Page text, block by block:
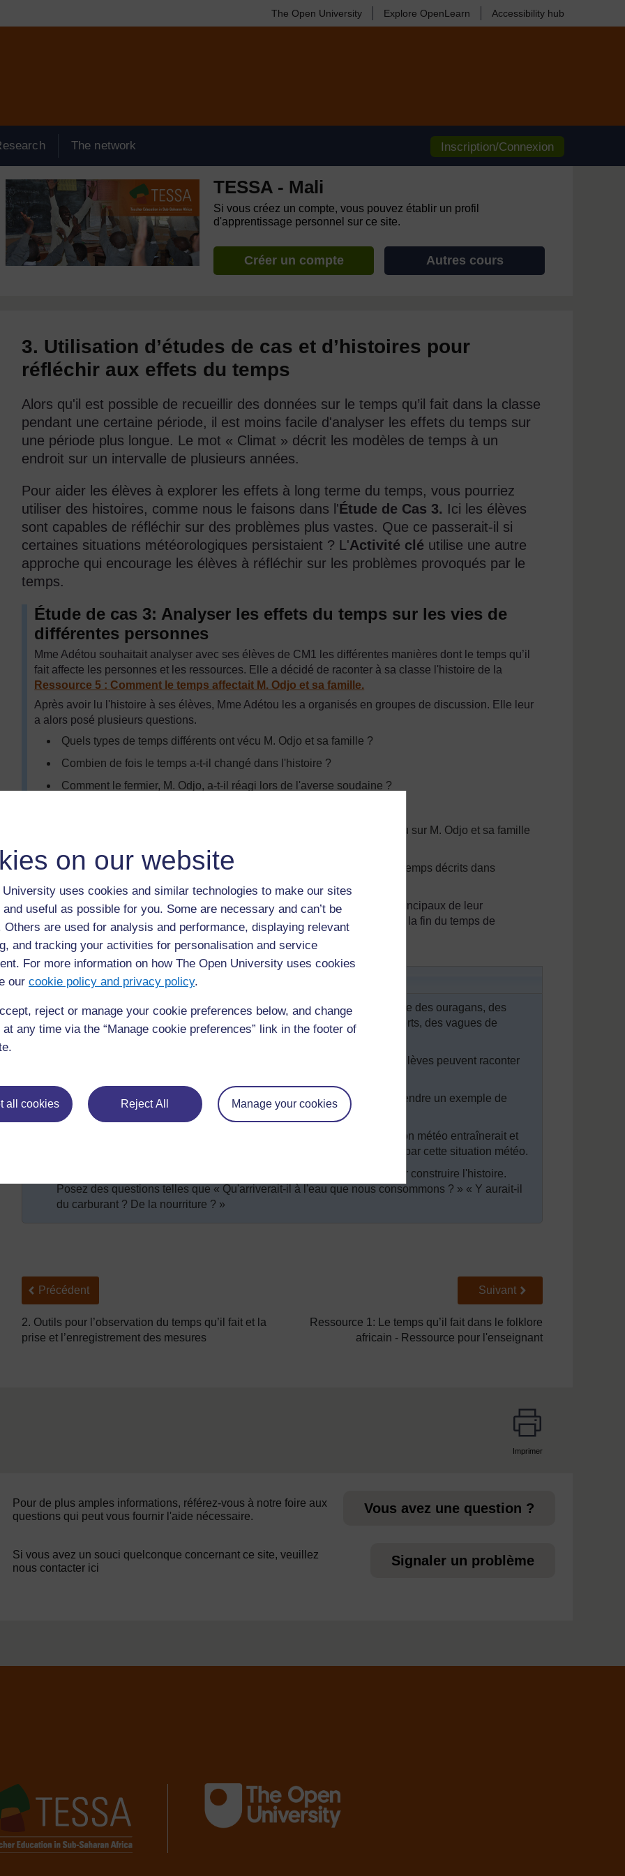
on our website
University uses cookies and similar technologies to make our sites
useful as possible for you. Some are necessary and can’t be
Others are used for analysis and performance, displaying relevant
and tracking your activities for personalisation and service
For more information on how The Open University uses cookies
our cookie policy and privacy policy.
reject or manage your cookie preferences below, and change
any time via the “Manage cookie preferences” link in the footer of
all cookies Reject All Manage your cookies
The Open University Explore OpenLearn Accessibility hub
The network Inscription/Connexion
TESSA - Mali
Si vous créez un compte, vous pouvez établir un profil
d'apprentissage personnel sur ce site.
Créer un compte Autres cours
3. Utilisation d’études de cas et d’histoires pour
réfléchir aux effets du temps
Alors qu'il est possible de recueillir des données sur le temps qu’il fait dans la classe
pendant une certaine période, il est moins facile d'analyser les effets du temps sur
une période plus longue. Le mot « Climat » décrit les modèles de temps à un
endroit sur un intervalle de plusieurs années.
Pour aider les élèves à explorer les effets à long terme du temps, vous pourriez
utiliser des histoires, comme nous le faisons dans l'Étude de Cas 3. Ici les élèves
sont capables de réfléchir sur des problèmes plus vastes. Que ce passerait-il si
certaines situations météorologiques persistaient ? L'Activité clé utilise une autre
approche qui encourage les élèves à réfléchir sur les problèmes provoqués par le
temps.
Étude de cas 3: Analyser les effets du temps sur les vies de
différentes personnes
Mme Adétou souhaitait analyser avec ses élèves de CM1 les différentes manières dont le temps qu’il
fait affecte les personnes et les ressources. Elle a décidé de raconter à sa classe l'histoire de la
Ressource 5 : Comment le temps affectait M. Odjo et sa famille.
Après avoir lu l'histoire à ses élèves, Mme Adétou les a organisés en groupes de discussion. Elle leur
a alors posé plusieurs questions.
Quels types de temps différents ont vécu M. Odjo et sa famille ?
Combien de fois le temps a-t-il changé dans l'histoire ?
Comment le fermier, M. Odjo, a-t-il réagi lors de l'averse soudaine ?
À votre avis, quel impact l'absence de pluie dans cette région aurait eu sur M. Odjo et sa famille
Comment vous sentiriez-vous si vous subissiez chacun des types de temps décrits dans
Mme Adétou a demandé à un élève de chaque groupe d'écrire les points principaux de leur
discussion et à un autre élève de présenter leurs idées à la classe entière à la fin du temps de
Activité clé : Explorer le temps extrême
Évoquez avec vos élèves des exemples de temps extrême, par exemple des ouragans, des
sécheresses, des inondations, des températures glaciales, des vents forts, des vagues de
Parlez avec la classe de ce qui se passe dans chaque cas. Quelques élèves peuvent raconter
Organisez votre classe en groupes. Demandez à chaque groupe de prendre un exemple de
temps extrême.
Ils doivent ensuite essayer de réfléchir aux problèmes que cette situation météo entraînerait et
écrire une courte histoire pour montrer comment la vie serait perturbée par cette situation météo.
Donnez à vos élèves suffisamment de temps et d'encouragements pour construire l'histoire.
Posez des questions telles que « Qu'arriverait-il à l'eau que nous consommons ? » « Y aurait-il
du carburant ? De la nourriture ? »
Précédent
Précédent
2. Outils pour l’observation du temps qu’il fait et la
prise et l’enregistrement des mesures
Suivant
Suivant
Ressource 1: Le temps qu’il fait dans le folklore
africain - Ressource pour l'enseignant
Imprimer
Pour de plus amples informations, référez-vous à notre foire aux
questions qui peut vous fournir l'aide nécessaire.
Vous avez une question ?
Si vous avez un souci quelconque concernant ce site, veuillez
nous contacter ici
Signaler un problème